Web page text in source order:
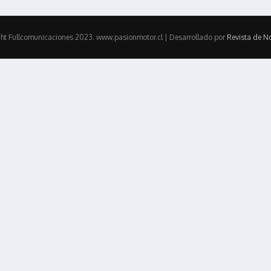
Fullcomunicaciones 2023. www.pasionmotor.cl | Desarrollado por Revista de